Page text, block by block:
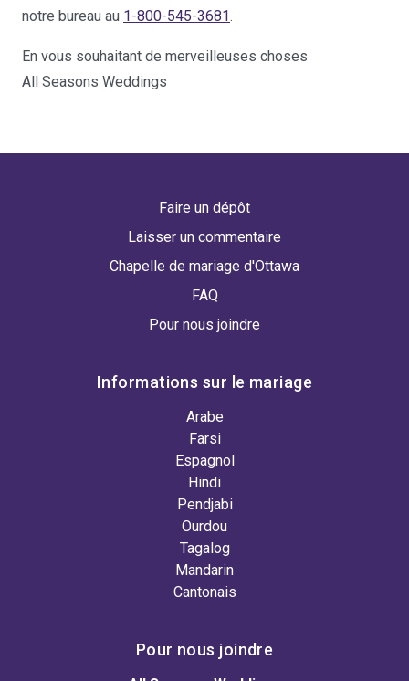
notre bureau au 1-800-545-3681.
En vous souhaitant de merveilleuses choses
All Seasons Weddings
Faire un dépôt
Laisser un commentaire
Chapelle de mariage d'Ottawa
FAQ
Pour nous joindre
Informations sur le mariage
Arabe
Farsi
Espagnol
Hindi
Pendjabi
Ourdou
Tagalog
Mandarin
Cantonais
Pour nous joindre